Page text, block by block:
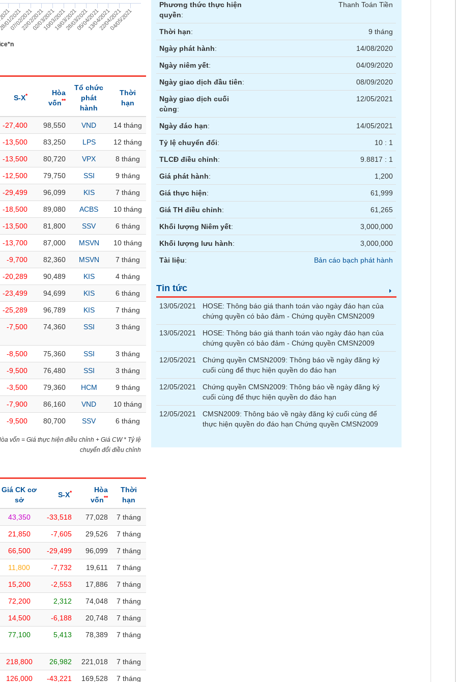
01/2021
07/02/202122/02/202102/03/202110/03/202118/03/202128/03/202105/04/202113/04/202122/04/2021
04/05/2021
S-X*
Hòa
vốn**
Tổ chức
phát
hành
Thời
hạn
-27,400 98,550 VND 14 tháng
-13,500 83,250 LPS 12 tháng
-13,500 80,720 VPX 8 tháng
-12,500 79,750 SSI 9 tháng
-29,499 96,099 KIS 7 tháng
-18,500 89,080 ACBS 10 tháng
-13,500 81,800 SSV 6 tháng
-13,700 87,000 MSVN 10 tháng
-9,700 82,360 MSVN 7 tháng
-20,289 90,489 KIS 4 tháng
-23,499 94,699 KIS 6 tháng
-25,289 96,789 KIS 7 tháng
-7,500 74,360 SSI 3 tháng
-8,500 75,360 SSI 3 tháng
-9,500 76,480 SSI 3 tháng
-3,500 79,360 HCM 9 tháng
-7,900 86,160 VND 10 tháng
-9,500 80,700 SSV 6 tháng
vốn = Giá thực hiện điều chỉnh + Giá CW * Tỷ lệ
chuyển đổi điều chỉnh
Giá CK cơ
sở
S-X*
Hòa
vốn**
Thời
hạn
43,350 -33,518 77,028 7 tháng
21,850 -7,605 29,526 7 tháng
66,500 -29,499 96,099 7 tháng
11,800 -7,732 19,611 7 tháng
15,200 -2,553 17,886 7 tháng
72,200 2,312 74,048 7 tháng
14,500 -6,188 20,748 7 tháng
77,100 5,413 78,389 7 tháng
218,800 26,982 221,018 7 tháng
126,000 -43,221 169,528 7 tháng
Phương thức thực hiện
quyền:
Thanh Toán Tiền
Thời hạn: 9 tháng
Ngày phát hành: 14/08/2020
Ngày niêm yết: 04/09/2020
Ngày giao dịch đầu tiên: 08/09/2020
Ngày giao dịch cuối
cùng:
12/05/2021
Ngày đáo hạn: 14/05/2021
Tỷ lệ chuyển đổi: 10 : 1
TLCĐ điều chỉnh: 9.8817 : 1
Giá phát hành: 1,200
Giá thực hiện: 61,999
Giá TH điều chỉnh: 61,265
Khối lượng Niêm yết: 3,000,000
Khối lượng lưu hành: 3,000,000
Tài liệu: Bản cáo bạch phát hành
Tin tức
13/05/2021
HOSE: Thông báo giá thanh toán vào ngày đáo hạn của
chứng quyền có bảo đảm - Chứng quyền CMSN2009
13/05/2021
HOSE: Thông báo giá thanh toán vào ngày đáo hạn của
chứng quyền có bảo đảm - Chứng quyền CMSN2009
12/05/2021
Chứng quyền CMSN2009: Thông báo về ngày đăng ký
cuối cùng để thực hiện quyền do đáo hạn
12/05/2021
Chứng quyền CMSN2009: Thông báo về ngày đăng ký
cuối cùng để thực hiện quyền do đáo hạn
12/05/2021
CMSN2009: Thông báo về ngày đăng ký cuối cùng để
thực hiện quyền do đáo hạn Chứng quyền CMSN2009
Hợp đồng tương lai Trái phiếu